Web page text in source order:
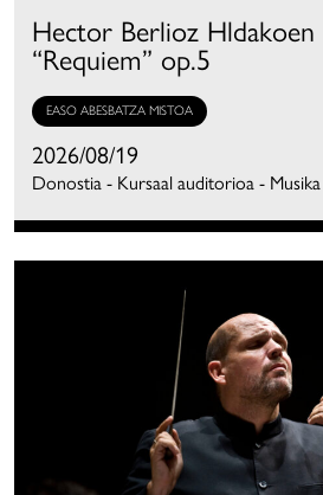
Hector Berlioz Hldakoen
“Requiem” op.5
EASO ABESBATZA MISTOA
2026/08/19
Donostia - Kursaal auditorioa -